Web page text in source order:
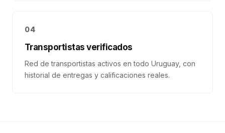
04
Transportistas verificados
Red de transportistas activos en todo Uruguay, con
historial de entregas y calificaciones reales.